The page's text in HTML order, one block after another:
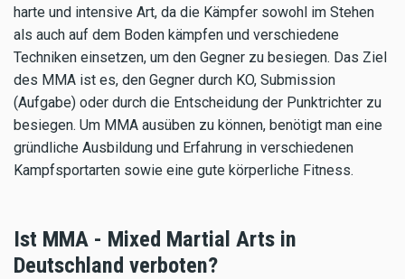
harte und intensive Art, da die Kämpfer sowohl im Stehen
als auch auf dem Boden kämpfen und verschiedene
Techniken einsetzen, um den Gegner zu besiegen. Das Ziel
des MMA ist es, den Gegner durch KO, Submission
(Aufgabe) oder durch die Entscheidung der Punktrichter zu
besiegen. Um MMA ausüben zu können, benötigt man eine
gründliche Ausbildung und Erfahrung in verschiedenen
Kampfsportarten sowie eine gute körperliche Fitness.
Ist MMA - Mixed Martial Arts in
Deutschland verboten?